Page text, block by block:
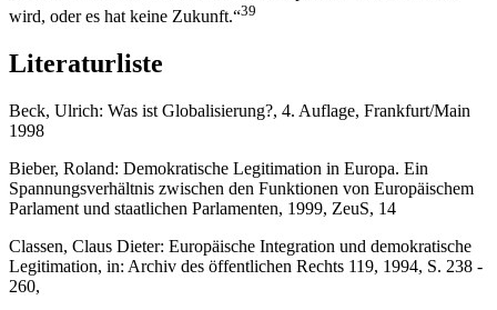
wird, oder es hat keine Zukunft.“39
Literaturliste
Beck, Ulrich: Was ist Globalisierung?, 4. Auflage, Frankfurt/Main
1998
Bieber, Roland: Demokratische Legitimation in Europa. Ein
Spannungsverhältnis zwischen den Funktionen von Europäischem
Parlament und staatlichen Parlamenten, 1999, ZeuS, 14
Classen, Claus Dieter: Europäische Integration und demokratische
Legitimation, in: Archiv des öffentlichen Rechts 119, 1994, S. 238 -
260,